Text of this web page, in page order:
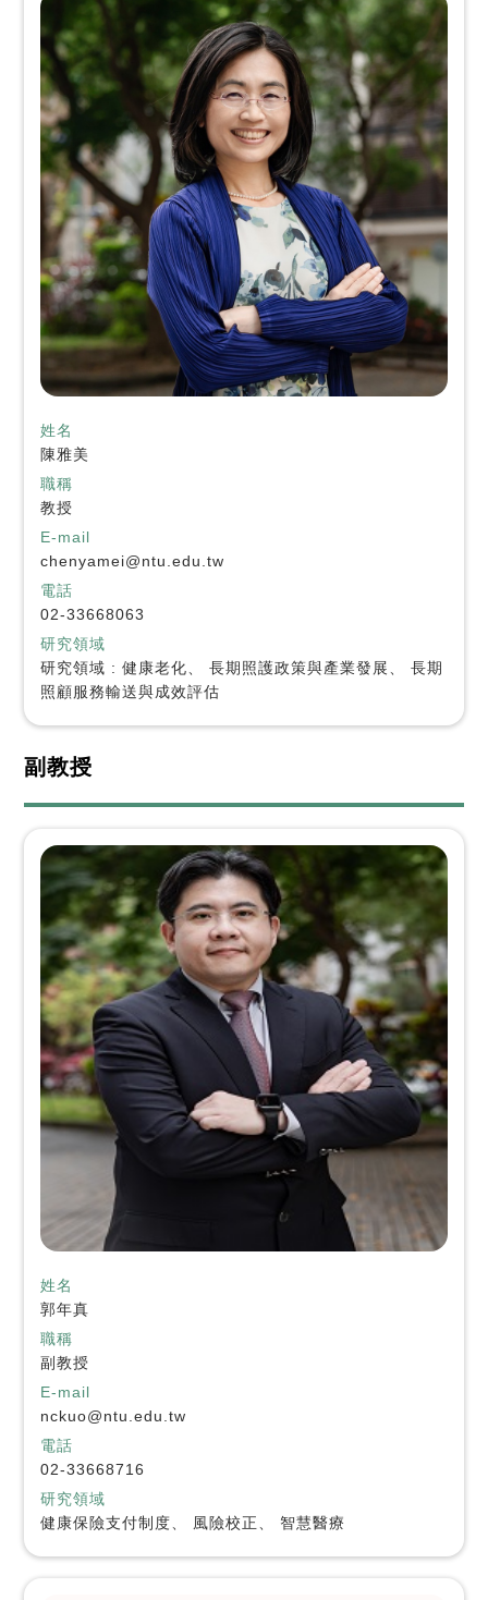
姓名
陳雅美
職稱
教授
E-mail
chenyamei@ntu.edu.tw
電話
02-33668063
研究領域
研究領域 : 健康老化、 長期照護政策與產業發展、 長期
照顧服務輸送與成效評估
副教授
姓名
郭年真
職稱
副教授
E-mail
nckuo@ntu.edu.tw
電話
02-33668716
研究領域
健康保險支付制度、 風險校正、 智慧醫療